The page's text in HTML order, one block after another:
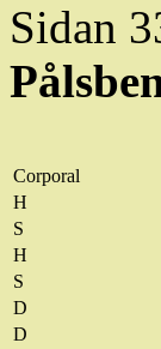
Sidan
Corporal
H
S
H
S
D
D